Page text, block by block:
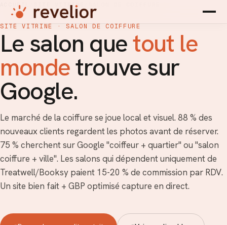
ACCUEIL SITE VITRINE
SITE VITRINE · SALON DE COIFFURE
Le salon quetout le
mondetrouve sur
Google.
Le marché de la coiffure se joue local et visuel. 88 % des
nouveaux clients regardent les photos avant de réserver.
75 % cherchent sur Google "coiffeur + quartier" ou "salon
coiffure + ville". Les salons qui dépendent uniquement de
Treatwell/Booksy paient 15-20 % de commission par RDV.
Un site bien fait + GBP optimisé capture en direct.